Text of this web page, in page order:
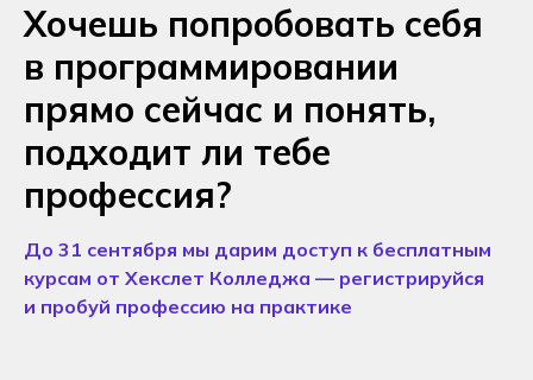
Хочешь попробовать себя
в программировании
прямо сейчас и понять,
подходит ли тебе
профессия?
До 31 сентября мы дарим доступ к бесплатным
курсам от Хекслет Колледжа — регистрируйся
и пробуй профессию на практике